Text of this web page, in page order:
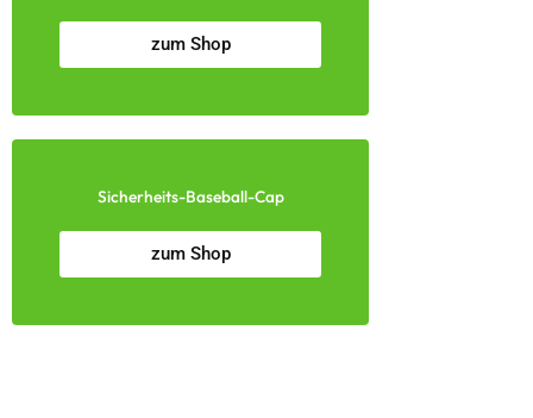
zum Shop
Sicherheits-Baseball-Cap
zum Shop